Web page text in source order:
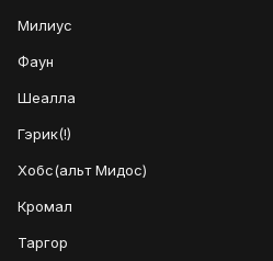
Милиус
Фаун
Шеалла
Гэрик(!)
Хобс(альт Мидос)
Кромал
Таргор